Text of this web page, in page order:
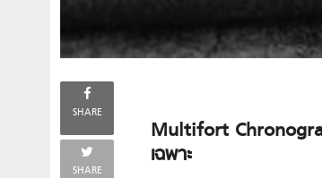
SHARE
SHARE
Multifort
เฉพาะ